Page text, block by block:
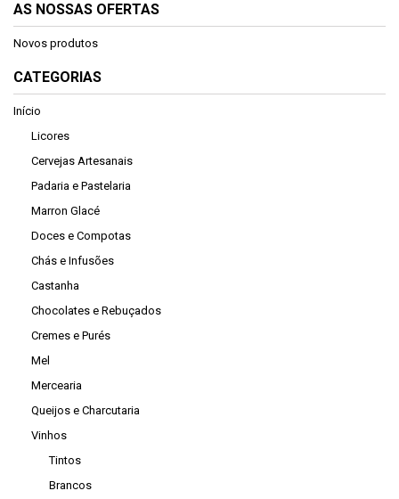
AS NOSSAS OFERTAS
Novos produtos
CATEGORIAS
Início
Licores
Cervejas Artesanais
Padaria e Pastelaria
Marron Glacé
Doces e Compotas
Chás e Infusões
Castanha
Chocolates e Rebuçados
Cremes e Purés
Mel
Mercearia
Queijos e Charcutaria
Vinhos
Tintos
Brancos